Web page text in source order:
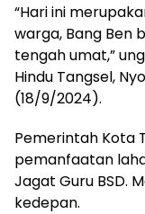
“Hari ini
warga, Bang Ben
tengah umat,”
Hindu Tangsel,
(18/9/2024).
Pemerintah Kota
pemanfaatan
Jagat Guru BSD.
kedepan.